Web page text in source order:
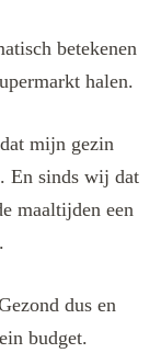
betekenen
halen.
mijn gezin
En sinds wij dat
maaltijden een
dus en
budget.